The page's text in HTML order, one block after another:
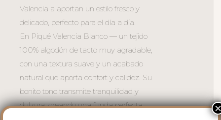
Valencia a aportan un estilo fresco y
delicado, perfecto para el día a día.
En Piqué Valencia Blanco — un tejido
100% algodón de tacto muy agradable,
con una textura suave y un acabado
natural que aporta confort y calidez. Su
bonito tono transmite tranquilidad y
dulzura, creando una funda perfecta
×